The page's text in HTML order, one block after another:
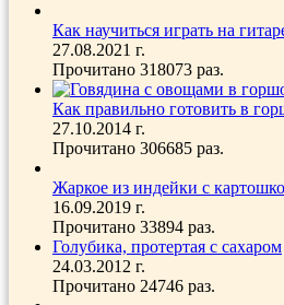
Как научиться играть на
27.08.2021 г.
Прочитано 318073 раз.
Как правильно готовить в
27.10.2014 г.
Прочитано 306685 раз.
Жаркое из индейки с
16.09.2019 г.
Прочитано 33894 раз.
Голубика, протертая с сахаром
24.03.2012 г.
Прочитано 24746 раз.